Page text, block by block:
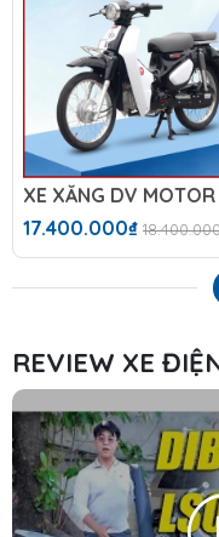
17.400.000₫
REVIEW XE